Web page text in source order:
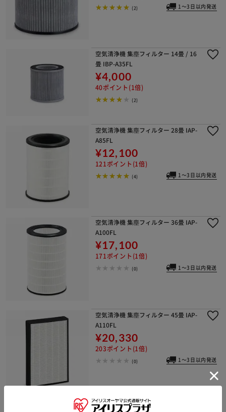
(2) 1～3日以内発送
空気清浄機 集塵フィルター 14畳 / 16
畳 IBP-A35FL
¥4,000
40ポイント(1倍)
(2)
空気清浄機 集塵フィルター 28畳 IAP-
A85FL
¥12,100
121ポイント(1倍)
(4) 1～3日以内発送
空気清浄機 集塵フィルター 36畳 IAP-
A100FL
¥17,100
171ポイント(1倍)
(0) 1～3日以内発送
空気清浄機 集塵フィルター 45畳 IAP-
A110FL
¥20,330
203ポイント(1倍)
(0) 1～3日以内発送
空気清浄機 集塵フィルター 16畳 IAP-